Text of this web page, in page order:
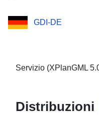
GDI-DE
Servizio (XPlanGML
Distribuzioni